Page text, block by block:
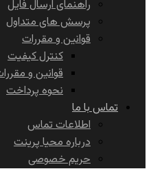
راهنمای ارسال فایل
پرسش های متداول
قوانین و مقررات
کنترل کیفیت
قوانین و
نحوه پرداخت
تماس با ما
اطلاعات تماس
درباره محیا پرینت
حریم خصوصی